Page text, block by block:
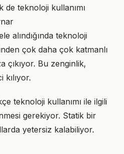
de teknoloji kullanımı
alındığında teknoloji
çok daha çok katmanlı
çıkıyor. Bu zenginlik,
teknoloji kullanımı ile ilgili
gerekiyor. Statik bir
yetersiz kalabiliyor.